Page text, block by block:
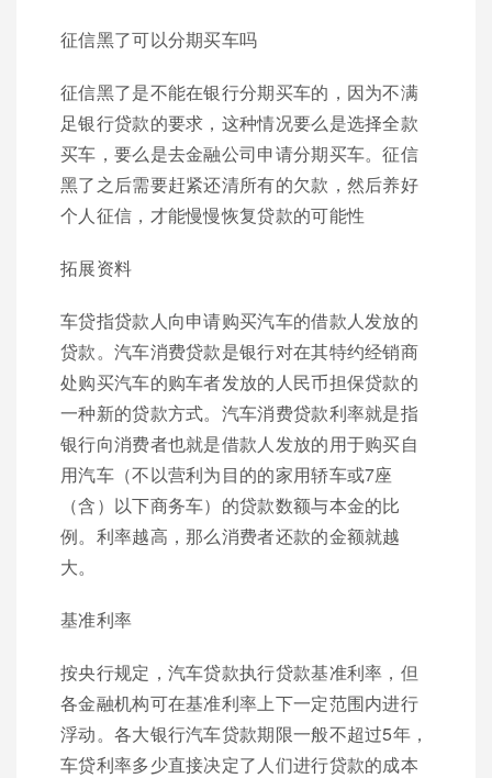
征信黑了可以分期买车吗
征信黑了是不能在银行分期买车的，因为不满
足银行贷款的要求，这种情况要么是选择全款
买车，要么是去金融公司申请分期买车。征信
黑了之后需要赶紧还清所有的欠款，然后养好
个人征信，才能慢慢恢复贷款的可能性
拓展资料
车贷指贷款人向申请购买汽车的借款人发放的
贷款。汽车消费贷款是银行对在其特约经销商
处购买汽车的购车者发放的人民币担保贷款的
一种新的贷款方式。汽车消费贷款利率就是指
银行向消费者也就是借款人发放的用于购买自
用汽车（不以营利为目的的家用轿车或7座
（含）以下商务车）的贷款数额与本金的比
例。利率越高，那么消费者还款的金额就越
大。
基准利率
按央行规定，汽车贷款执行贷款基准利率，但
各金融机构可在基准利率上下一定范围内进行
浮动。各大银行汽车贷款期限一般不超过5年，
车贷利率多少直接决定了人们进行贷款的成本